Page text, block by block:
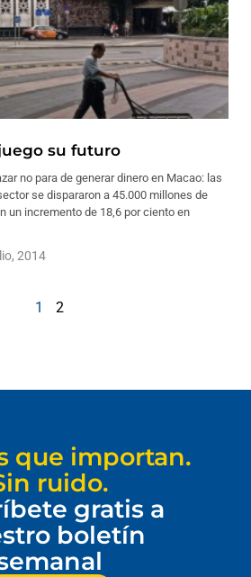
su futuro
no para de generar dinero en Macao: las
se dispararon a 45.000 millones de
un incremento de 18,6 por ciento en
2014
1 2
que importan.
ruido.
gratis a
boletín